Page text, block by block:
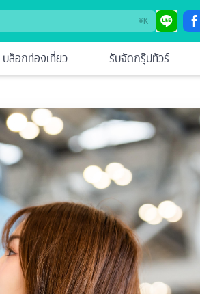
⌘K
บล็อกท่องเที่ยว รับจัดกรุ๊ปทัวร์